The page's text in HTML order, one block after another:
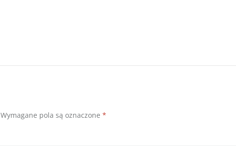
Wymagane pola są oznaczone *